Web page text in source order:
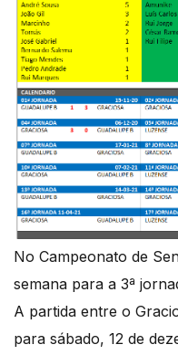
No Campeonato de
semana para a 3ª
A partida entre o
para sábado, 12 de